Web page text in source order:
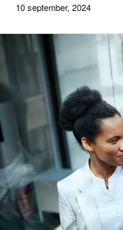
Addilon
10 september, 2024